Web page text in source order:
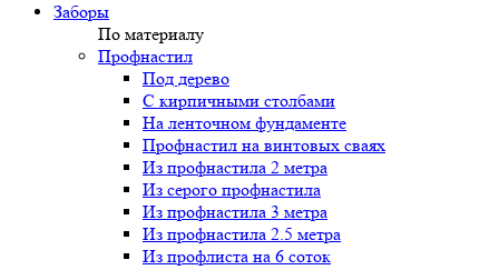
Заборы
По материалу
Профнастил
Под дерево
С кирпичными столбами
На ленточном фундаменте
Профнастил на винтовых сваях
Из профнастила 2 метра
Из серого профнастила
Из профнастила 3 метра
Из профнастила 2.5 метра
Из профлиста на 6 соток